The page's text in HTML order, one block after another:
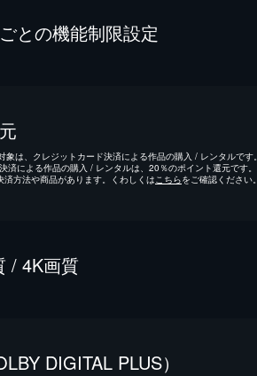
との機能制限設定
象は、クレジットカード決済による作品の購入 / レンタルです。
済による作品の購入 / レンタルは、20％のポイント還元です。
済方法や商品があります。くわしくは こちらをご確認ください。
/ 4K画質
DIGITAL PLUS）